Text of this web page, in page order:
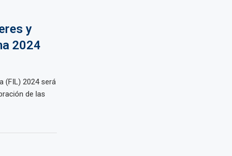
y
2024
(FIL) 2024 será
de las